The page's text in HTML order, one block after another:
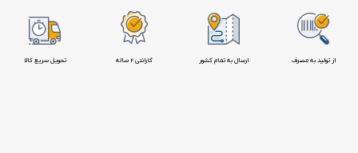
تحویل سریع کالا گارانتی 2 ساله ارسال به تمام کشور از تولید به مصرف